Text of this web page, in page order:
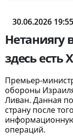
30.06.2026 19:55
Нетаниягу
здесь есть
Премьер-
обороны
Ливан. Данная
страну после
операций.